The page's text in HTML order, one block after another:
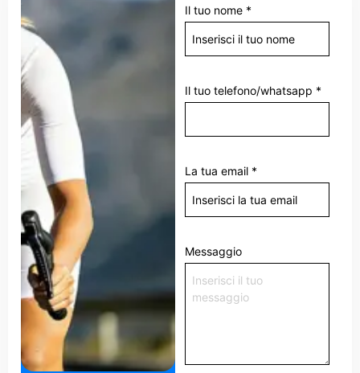
Il tuo nome *
Il tuo telefono/whatsapp *
La tua email *
Messaggio